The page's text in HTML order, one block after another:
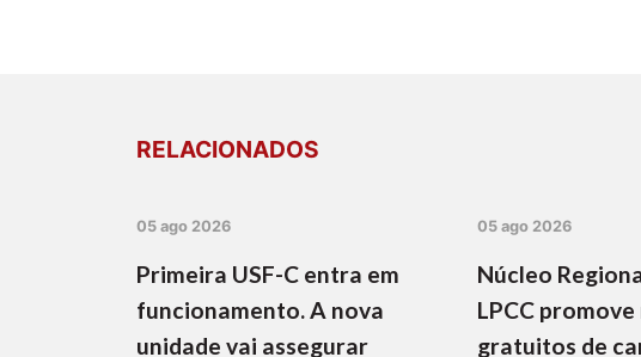
RELACIONADOS
05 ago 2026
Primeira USF-C entra em
funcionamento. A nova
unidade vai assegurar
05 ago 2026
Núcleo
LPCC
gratuitos de